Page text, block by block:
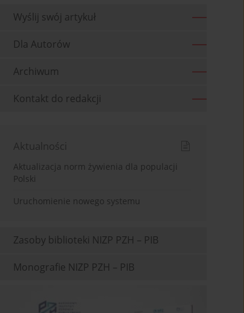
Wyślij swój artykuł
Dla Autorów
Archiwum
Kontakt do redakcji
Aktualności
Aktualizacja norm żywienia dla populacji
Polski
Uruchomienie nowego systemu
Zasoby biblioteki NIZP PZH – PIB
Monografie NIZP PZH – PIB